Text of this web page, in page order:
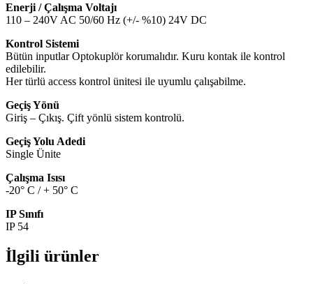
Enerji / Çalışma Voltajı
110 – 240V AC 50/60 Hz (+/- %10) 24V DC
Kontrol Sistemi
Bütün inputlar Optokuplör korumalıdır. Kuru kontak ile kontrol
edilebilir.
Her türlü access kontrol ünitesi ile uyumlu çalışabilme.
Geçiş Yönü
Giriş – Çıkış. Çift yönlü sistem kontrolü.
Geçiş Yolu Adedi
Single Ünite
Çalışma Isısı
-20° C / + 50° C
IP Sınıfı
IP 54
İlgili ürünler